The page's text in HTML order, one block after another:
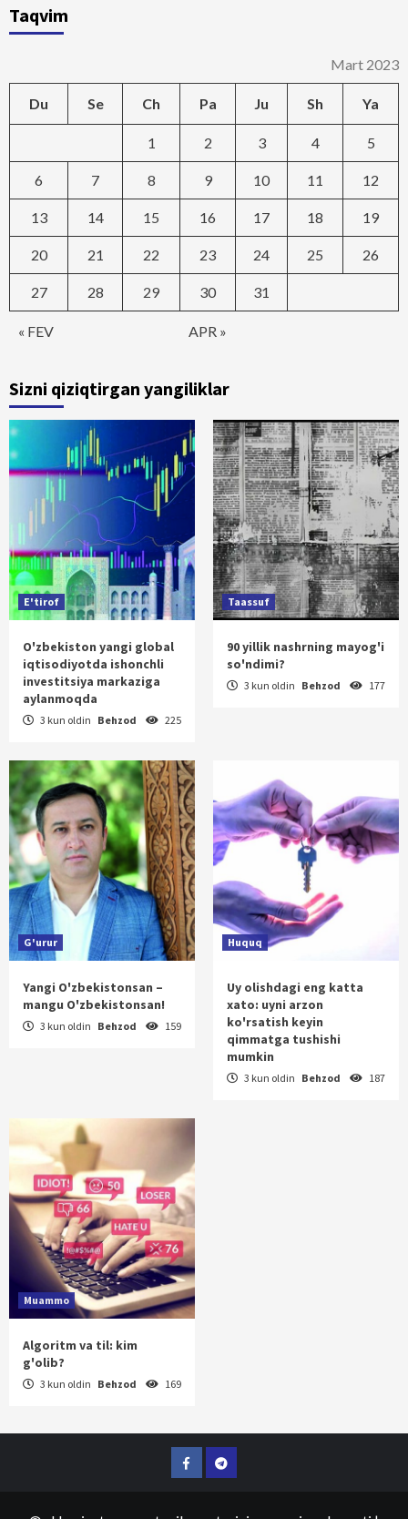
Taqvim
Mart 2023
Du Se Ch Pa Ju Sh Ya
« FEV APR »
1 2 3 4 5
6 7 8 9 10 11 12
13 14 15 16 17 18 19
20 21 22 23 24 25 26
27 28 29 30 31
Sizni qiziqtirgan yangiliklar
E'tirof
O'zbekiston yangi global
iqtisodiyotda ishonchli
investitsiya markaziga
aylanmoqda
3 kun oldin Behzod 225
Taassuf
90 yillik nashrning mayog'i
so'ndimi?
3 kun oldin Behzod 177
G'urur
Yangi O'zbekistonsan –
mangu O'zbekistonsan!
3 kun oldin Behzod 159
Huquq
Uy olishdagi eng katta
xato: uyni arzon
ko'rsatish keyin
qimmatga tushishi
mumkin
3 kun oldin Behzod 187
Muammo
Algoritm va til: kim
g'olib?
3 kun oldin Behzod 169
FacebookTelegram